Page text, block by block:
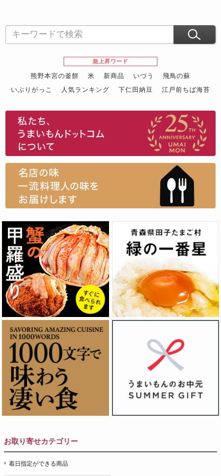
急上昇ワード
熊野本宮の釜餅 米 新商品 いづう
飛鳥の蘇
いぶりがっこ
人気ランキング 下仁田納豆
江戸前ちば海苔
お取り寄せカテゴリー
着日指定ができる商品